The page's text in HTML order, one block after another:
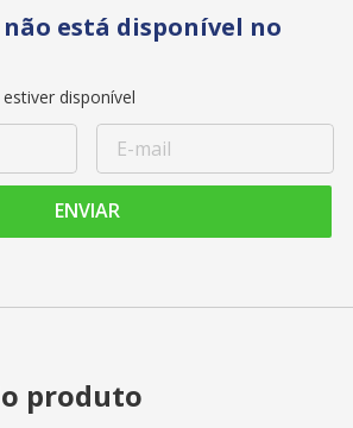
está disponível no
disponível
ENVIAR
produto